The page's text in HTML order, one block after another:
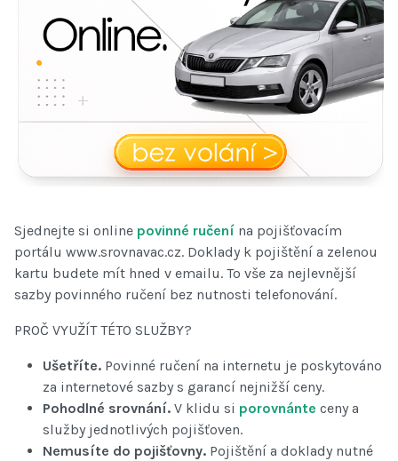
Sjednejte si online povinné ručení na pojišťovacím
portálu www.srovnavac.cz. Doklady k pojištění a zelenou
kartu budete mít hned v emailu. To vše za nejlevnější
sazby povinného ručení bez nutnosti telefonování.
PROČ VYUŽÍT TÉTO SLUŽBY?
Ušetříte. Povinné ručení na internetu je poskytováno
za internetové sazby s garancí nejnižší ceny.
Pohodlné srovnání. V klidu si porovnánte ceny a
služby jednotlivých pojišťoven.
Nemusíte do pojišťovny. Pojištění a doklady nutné